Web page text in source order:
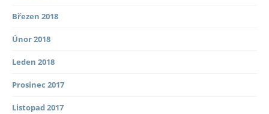
Březen 2018
Únor 2018
Leden 2018
Prosinec 2017
Listopad 2017